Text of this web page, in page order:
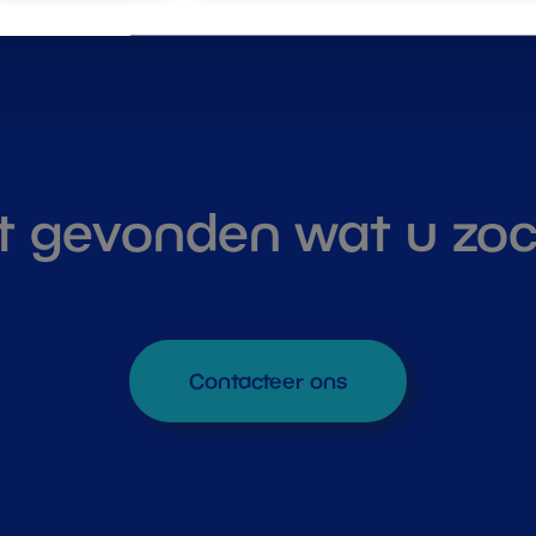
gevonden wat u
Contacteer ons